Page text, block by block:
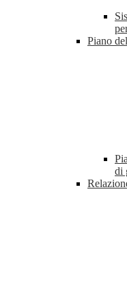
Piano
di